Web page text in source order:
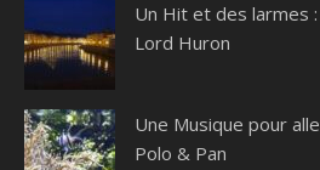
Un Hit et des larmes :
Lord Huron
Une Musique pour
Polo & Pan